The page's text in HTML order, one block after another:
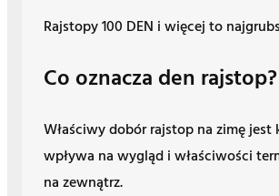
Rajstopy 100 DEN i więcej to
Co oznacza den
Właściwy dobór rajstop na zimę
wpływa na wygląd i właściwości
na zewnątrz.